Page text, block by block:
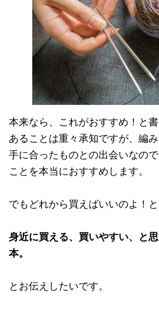
本来なら、これがおすすめ！と
あることは重々承知ですが、編
手に合ったものとの出会いなの
ことを本当におすすめします。
でもどれから買えばいいのよ！と
身近に買える、買いやすい、と
本。
とお伝えしたいです。